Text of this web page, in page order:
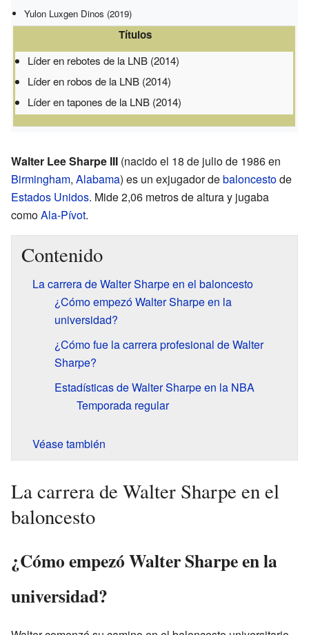
Yulon Luxgen Dinos (2019)
Títulos
Líder en rebotes de la LNB (2014)
Líder en robos de la LNB (2014)
Líder en tapones de la LNB (2014)
Walter Lee Sharpe III (nacido el 18 de julio de 1986 en
Birmingham, Alabama) es un exjugador debaloncestode
Estados Unidos. Mide 2,06 metros de altura y jugaba
comoAla-Pívot.
Contenido
La carrera de Walter Sharpe en el baloncesto
¿Cómo empezó Walter Sharpe en la
universidad?
¿Cómo fue la carrera profesional de Walter
Sharpe?
Estadísticas de Walter Sharpe en la NBA
Temporada regular
Véase también
La carrera de Walter Sharpe en el
baloncesto
¿Cómo empezó Walter Sharpe en la
universidad?